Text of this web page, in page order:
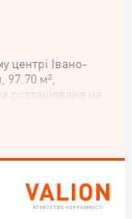
центрі Івано-
97.70 м²,
розташована на